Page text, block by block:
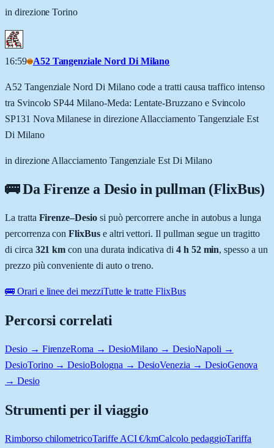
in direzione Torino
16:59 A52 Tangenziale Nord Di Milano
A52 Tangenziale Nord Di Milano code a tratti causa traffico intenso
tra Svincolo SP44 Milano-Meda: Lentate-Bruzzano e Svincolo
SP131 Nova Milanese in direzione Allacciamento Tangenziale Est
Di Milano
in direzione Allacciamento Tangenziale Est Di Milano
🚌 DaFirenze a Desio in pullman (FlixBus)
La tratta Firenze–Desiosi può percorrere anche in autobus a lunga
percorrenza conFlixBuse altri vettori. Il pullman segue un tragitto
di circa 321 km con una durata indicativa di 4 h 52 min, spesso a un
prezzo più conveniente di auto o treno.
🚌 Orari e linee dei mezziTutte le tratte FlixBus
Percorsi correlati
Desio → FirenzeRoma → DesioMilano → DesioNapoli →
DesioTorino → DesioBologna → DesioVenezia → DesioGenova
→ Desio
Strumenti per il viaggio
Rimborso chilometricoTariffe ACI €/kmCalcolo pedaggioTariffa